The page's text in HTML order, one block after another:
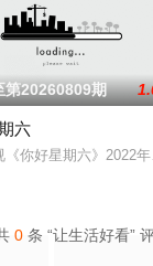
第二季全面升维！从
第20260809期
六
《你好星期六》2022
0 条 “让生活好看”